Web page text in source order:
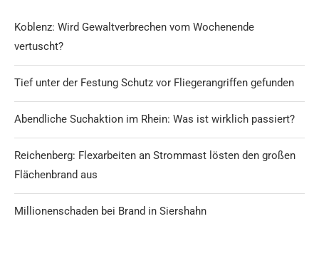
Koblenz: Wird Gewaltverbrechen vom Wochenende
vertuscht?
Tief unter der Festung Schutz vor Fliegerangriffen gefunden
Abendliche Suchaktion im Rhein: Was ist wirklich passiert?
Reichenberg: Flexarbeiten an Strommast lösten den großen
Flächenbrand aus
Millionenschaden bei Brand in Siershahn